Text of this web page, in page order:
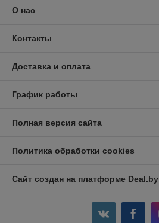
О нас
Контакты
Доставка и оплата
График работы
Полная версия сайта
Политика обработки cookies
Сайт создан на платформе Deal.by